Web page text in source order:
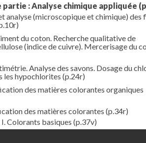
partie : Analyse chimique appliquée
analyse (microscopique et chimique) des
du coton. Recherche qualitative de
(indice de cuivre). Mercerisage du
Analyse des savons. Dosage du
les hypochlorites (p.24r)
des matières colorantes organiques
des matières colorantes (p.34r)
I. Colorants basiques (p.37v)